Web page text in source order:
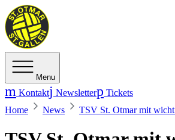
Menu
Kontakt Newsletter
Tickets
Home
News TSV St. Otmar mit